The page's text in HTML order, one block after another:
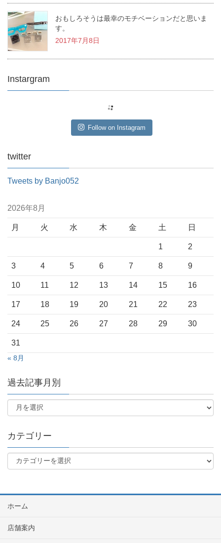
おもしろそうは最幸のモチベーションだと思いま
す。
2017年7月8日
Instargram
Follow on Instagram
twitter
Tweets by Banjo052
2026年8月
月 火 水 木 金 土 日
1 2
3 4 5 6 7 8 9
10 11 12 13 14 15 16
17 18 19 20 21 22 23
24 25 26 27 28 29 30
31
« 8月
過去記事月別
カテゴリー
ホーム
店舗案内